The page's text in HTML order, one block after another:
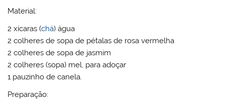
Material:
2 xícaras (chá) água
2 colheres de sopa de pétalas de rosa vermelha
2 colheres de sopa de jasmim
2 colheres (sopa) mel, para adoçar
1 pauzinho de canela.
Preparação: